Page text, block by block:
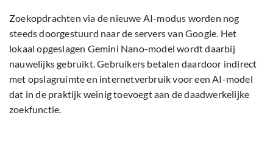
Zoekopdrachten via de nieuwe AI-modus worden nog
steeds doorgestuurd naar de servers van Google. Het
lokaal opgeslagen Gemini Nano-model wordt daarbij
nauwelijks gebruikt. Gebruikers betalen daardoor indirect
met opslagruimte en internetverbruik voor een AI-model
dat in de praktijk weinig toevoegt aan de daadwerkelijke
zoekfunctie.